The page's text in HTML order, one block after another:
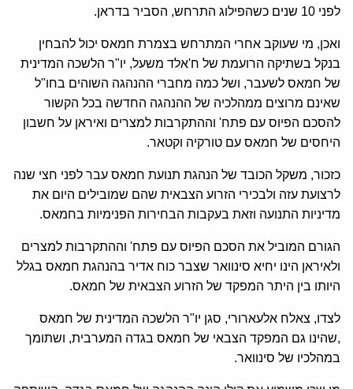
לפני 10 שנים כשהפילוג התרחש, הסביר בדראן.
ואכן, מי שעוקב אחרי המתרחש בצמרת חמאס יכול להבחין
בנקל בשתיקה הרועמת של ח'אלד משעל, יו"ר הלשכה המדינית
של חמאס לשעבר, ושל כמה מחברי ההנהגה השוהים בחו"ל
שאינם מרוצים ממהלכיה של ההנהגה החדשה בכל הקשור
להסכם הפיוס עם פתח' וההתקרבות למצרים ואיראן על חשבון
היחסים של חמאס עם טורקיה וקטאר.
כזכור, משקל הכובד של הנהגת תנועת חמאס עבר לפני חצי שנה
לרצועת עזה ולבכירי הזרוע הצבאית שהם שמובילים היום את
מדיניות התנועה וזאת בעקבות הבחירות הפנימיות בחמאס.
הגורם המוביל את הסכם הפיוס עם פתח' וההתקרבות למצרים
ולאיראן הינו יחיא סינוואר שצבר כוח אדיר בהנהגת חמאס בגלל
היותו בין היתר המפקד של הזרוע הצבאית של חמאס.
לצדו, צאלח אלעארורי, סגן יו"ר הלשכה המדינית של חמאס
,שהינו גם המפקד הצבאי של חמאס בגדה המערבית, ושתומך
במהלכיו של סינוואר.